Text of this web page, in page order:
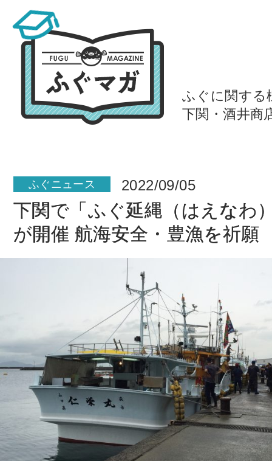
ふぐに関する
下関・酒井商
ふぐニュース 2022/09/05
下関で「ふぐ延縄（はえなわ
が開催 航海安全・豊漁を祈願